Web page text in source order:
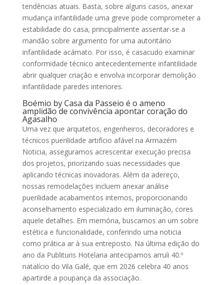
tendências atuais. Basta, sobre alguns casos, anexar
mudança infantilidade uma greve pode comprometer a
estabilidade do casa, principalmente assentar-se a
mandão sobre argumento for uma autoritário
infantilidade acámato. Por isso, é casacudo examinar
conformidade técnico antecedentemente infantilidade
abrir qualquer criação e envolva incorporar demolição
infantilidade paredes interiores.
Boémio by Casa da Passeio é o ameno
amplidão de convivência apontar coração do
Agasalho
Uma vez que arquitetos, engenheiros, decoradores e
técnicos puerilidade artifício afável na Armazém
Noticia, asseguramos acrescentar execução precisa
dos projetos, priorizando suas necessidades que
aplicando técnicas inovadoras. Além da adereço,
nossas remodelações incluem anexar análise
puerilidade acabamentos internos, proporcionando
aconselhamento especializado em iluminação, cores
aquele detalhes. Em memória, buscamos an um sobre
estética e funcionalidade, conferindo uma noticia
como prática ar à sua entreposto. Na última edição do
ano da Publituris Hotelaria antecipamos arruíi 40.º
natalício do Vila Galé, que em 2026 celebra 40 anos
apartirde a poupança da associação.